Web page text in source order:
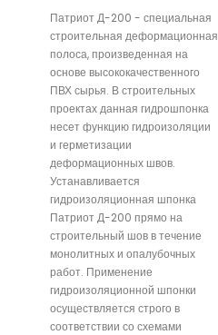
Патриот Д-200 - специальная
строительная деформационная
полоса, произведенная на
основе высококачественного
ПВХ сырья. В строительных
проектах данная гидрошпонка
несет функцию гидроизоляции
и герметизации
деформационных швов.
Устанавливается
гидроизоляционная шпонка
Патриот Д-200 прямо на
строительный шов в течение
монолитных и опалубочных
работ. Применение
гидроизоляционной шпонки
осуществляется строго в
соответствии со схемами